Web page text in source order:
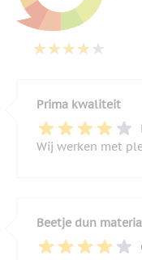
Prima kwaliteit
Wij werken met
Beetje dun